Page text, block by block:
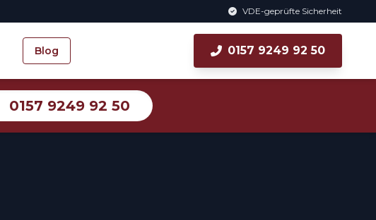
VDE-geprüfte Sicherheit
Blog 0157 9249 92 50
0157 9249 92 50